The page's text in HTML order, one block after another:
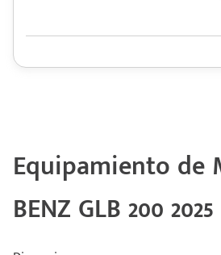
Equipamiento de
BENZ GLB 200 2025